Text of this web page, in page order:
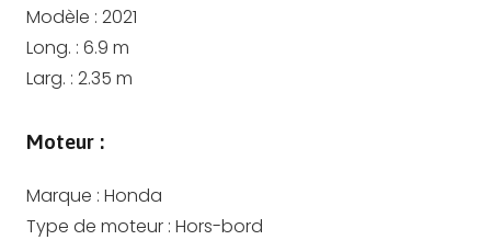
Modèle : 2021
Long. : 6.9 m
Larg. : 2.35 m
Moteur :
Marque : Honda
Type de moteur : Hors-bord